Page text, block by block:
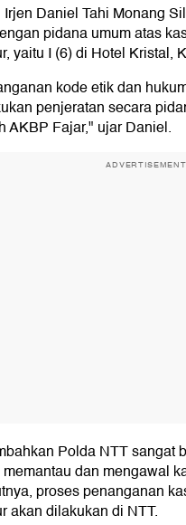
Irjen Daniel Tahi Monang
pidana umum atas
yaitu I (6) di Hotel Kristal,
kode etik dan
penjeratan secara
AKBP Fajar," ujar Daniel.
ADVERTISEMENT
Polda NTT sangat
dan mengawal
proses penanganan
akan dilakukan di NTT.